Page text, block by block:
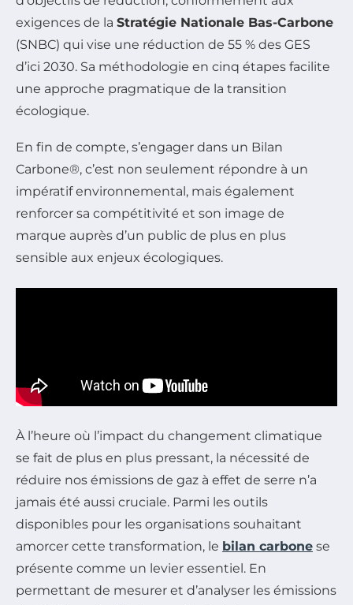
exigences de la Stratégie Nationale Bas-Carbone
(SNBC) qui vise une réduction de 55 % des GES
d’ici 2030. Sa méthodologie en cinq étapes facilite
une approche pragmatique de la transition
écologique.
En fin de compte, s’engager dans un Bilan
Carbone®, c’est non seulement répondre à un
impératif environnemental, mais également
renforcer sa compétitivité et son image de
marque auprès d’un public de plus en plus
sensible aux enjeux écologiques.
À l’heure où l’impact du changement climatique
se fait de plus en plus pressant, la nécessité de
réduire nos émissions de gaz à effet de serre n’a
jamais été aussi cruciale. Parmi les outils
disponibles pour les organisations souhaitant
amorcer cette transformation, le bilan carbone se
présente comme un levier essentiel. En
permettant de mesurer et d’analyser les émissions